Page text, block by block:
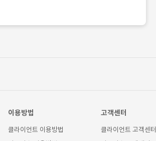
이용방법
클라이언트 이용방법
고객센터
클라이언트 고객센터